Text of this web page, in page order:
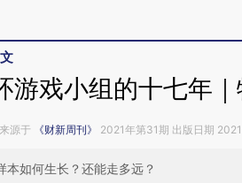
游戏小组的十七年
来源于 《财新周刊》 2021年第31期 出版日期
如何生长？还能走多远？